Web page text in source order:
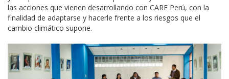
las acciones que vienen desarrollando con CARE Perú, con la
finalidad de adaptarse y hacerle frente a los riesgos que el
cambio climático supone.